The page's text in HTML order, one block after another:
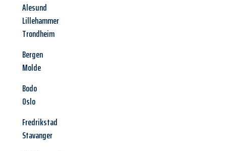
Alesund
Lillehammer
Trondheim
Bergen
Molde
Bodo
Oslo
Fredrikstad
Stavanger